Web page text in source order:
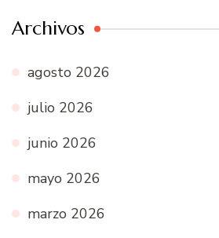
Archivos
agosto 2026
julio 2026
junio 2026
mayo 2026
marzo 2026